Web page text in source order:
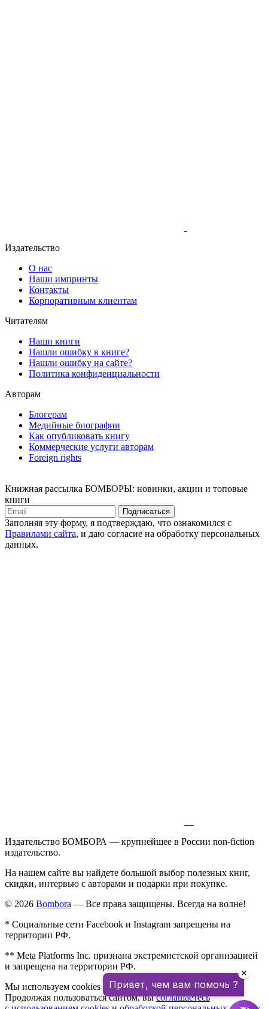
Издательство
О нас
Наши импринты
Контакты
Корпоративным клиентам
Читателям
Наши книги
Нашли ошибку в книге?
Нашли ошибку на сайте?
Политика конфиденциальности
Авторам
Блогерам
Медийные биографии
Как опубликовать книгу
Коммерческие услуги авторам
Foreign rights
Книжная рассылка БОМБОРЫ: новинки, акции и топовые
книги
Подписаться
Заполняя эту форму, я подтверждаю, что ознакомился с
Правилами сайта, и даю согласие на обработку персональных
данных.
Издательство БОМБОРА — крупнейшее в России non-fiction
издательство.
На нашем сайте вы найдете большой выбор полезных книг,
скидки, интервью с авторами и подарки при покупке.
© 2026 Bombora — Все права защищены. Всегда на волне!
* Социальные сети Facebook и Instagram запрещены на
территории РФ.
** Meta Platforms Inc. признана экстремистской организацией
и запрещена на территории РФ.
Мы используем cookies для улучшения работы сайта.
Продолжая пользоваться сайтом, высоглашаетесь
Привет, чем вам помочь ?
✕